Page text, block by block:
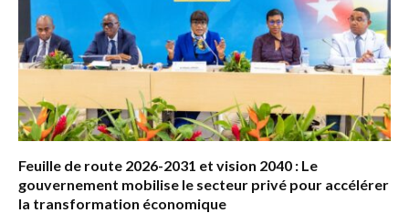
Feuille de route 2026-2031 et vision 2040 : Le
gouvernement mobilise le secteur privé pour accélérer
la transformation économique